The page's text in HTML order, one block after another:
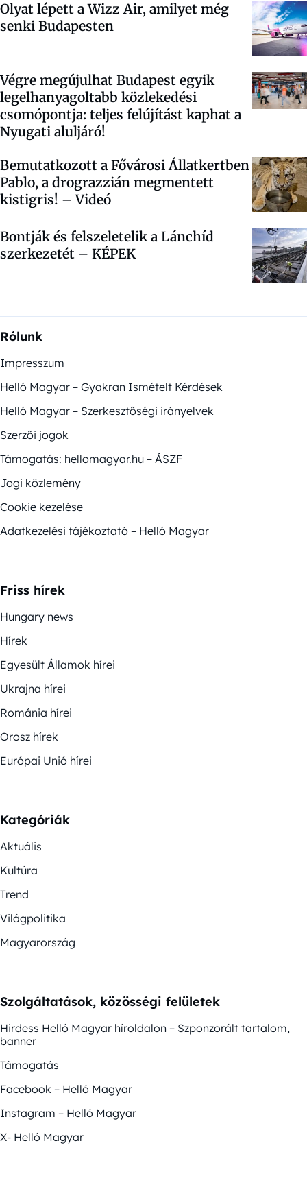
Olyat lépett a Wizz Air, amilyet még
senki Budapesten
Végre megújulhat Budapest egyik
legelhanyagoltabb közlekedési
csomópontja: teljes felújítást kaphat a
Nyugati aluljáró!
Bemutatkozott a Fővárosi Állatkertben
Pablo, a drograzzián megmentett
kistigris! – Videó
Bontják és felszeletelik a Lánchíd
szerkezetét – KÉPEK
Rólunk
Impresszum
Helló Magyar – Gyakran Ismételt Kérdések
Helló Magyar – Szerkesztőségi irányelvek
Szerzői jogok
Támogatás: hellomagyar.hu – ÁSZF
Jogi közlemény
Cookie kezelése
Adatkezelési tájékoztató – Helló Magyar
Friss hírek
Hungary news
Hírek
Egyesült Államok hírei
Ukrajna hírei
Románia hírei
Orosz hírek
Európai Unió hírei
Kategóriák
Aktuális
Kultúra
Trend
Világpolitika
Magyarország
Szolgáltatások, közösségi felületek
Hirdess Helló Magyar híroldalon – Szponzorált tartalom,
banner
Támogatás
Facebook – Helló Magyar
Instagram – Helló Magyar
X- Helló Magyar